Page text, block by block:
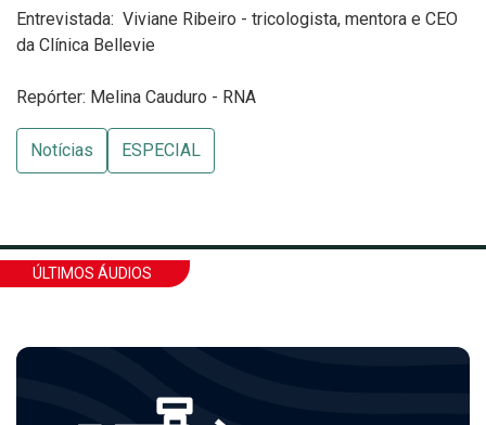
Entrevistada: Viviane Ribeiro - tricologista, mentora e CEO
da Clínica Bellevie
Repórter: Melina Cauduro - RNA
Notícias ESPECIAL
ÚLTIMOS ÁUDIOS